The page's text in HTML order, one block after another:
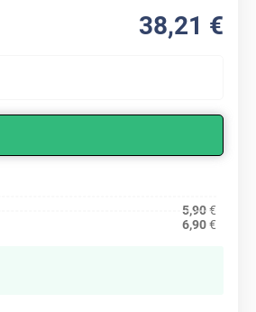
38,21 €
5,90€
6,90€